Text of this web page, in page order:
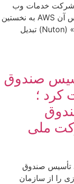
شرکت خدمات وب
آمازون (AWS) خبر داد؛ همکاری‌ای که براساس آن AWS به نخستین
مصرف‌کننده مس تولیدشده با فناوری «نوتون» (Nuton) تبدیل
صندوق
کرد ؛
ملی
تأسیس صندوق
را از سازمان